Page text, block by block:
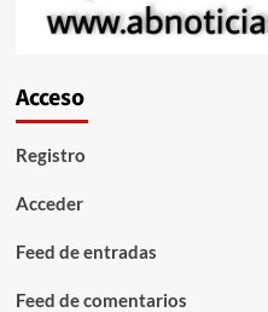
Acceso
Registro
Acceder
Feed de entradas
Feed de comentarios